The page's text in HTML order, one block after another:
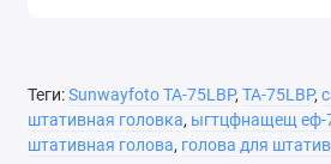
Теги:Sunwayfoto TA-75LBP, TA-75LBP,
штативная головка, ыгтцфнащещ еф-
штативная голова, голова для